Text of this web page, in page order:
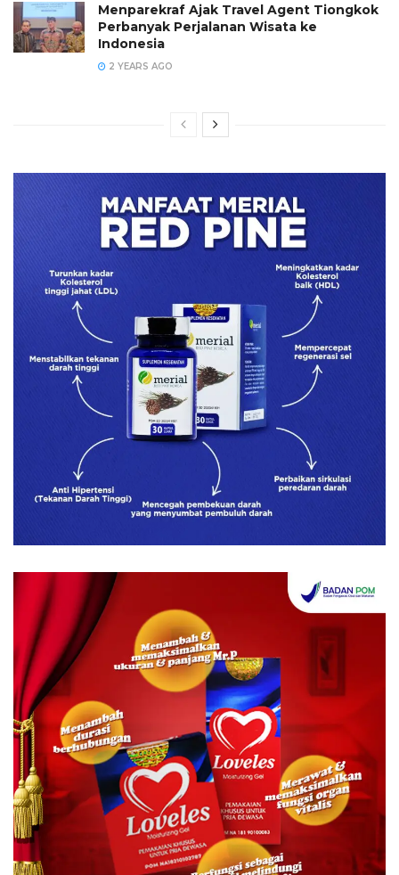
Menparekraf Ajak Travel Agent Tiongkok
Perbanyak Perjalanan Wisata ke
Indonesia
2 YEARS AGO